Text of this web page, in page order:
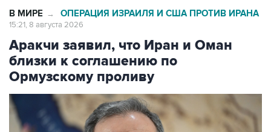
Аракчи заявил, что Иран и Оман
близки к соглашению по
Ормузскому проливу